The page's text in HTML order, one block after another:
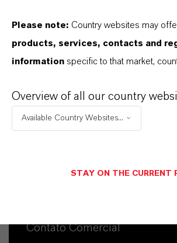
Contato Comercial
Please note: Country websites may
products, services, contacts and
information specific to that market,
Overview of all our country
Available Country Websites...
STAY ON THE CURRENT